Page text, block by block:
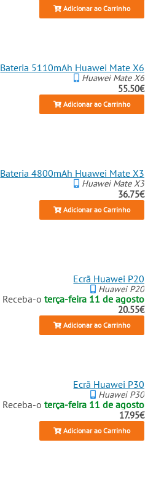
Adicionar ao Carrinho
Bateria 5110mAh Huawei Mate X6
Huawei Mate X6
55.50€
Adicionar ao Carrinho
Bateria 4800mAh Huawei Mate X3
Huawei Mate X3
36.75€
Adicionar ao Carrinho
Ecrã Huawei P20
Huawei P20
Receba-oterça-feira 11 de agosto
20.55€
Adicionar ao Carrinho
Ecrã Huawei P30
Huawei P30
Receba-oterça-feira 11 de agosto
17.95€
Adicionar ao Carrinho